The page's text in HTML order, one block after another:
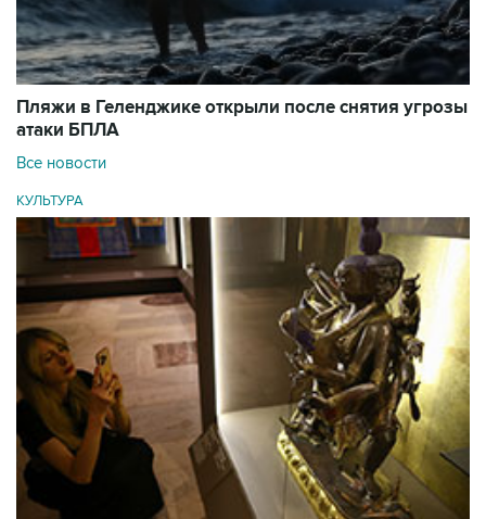
Пляжи в Геленджике открыли после снятия угрозы
атаки БПЛА
Все новости
КУЛЬТУРА